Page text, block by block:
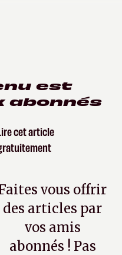
est
abonnés
cet article
vous offrir
des articles par
vos amis
abonnés ! Pas